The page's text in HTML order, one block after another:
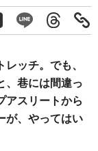
ッチ。でも、
、巷には間違っ
アスリートから
が、やってはい